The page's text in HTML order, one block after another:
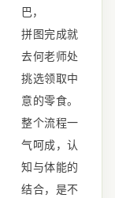
巴，
拼图完成就
去何老师处
挑选领取中
意的零食。
整个流程一
气呵成，认
知与体能的
结合，是不